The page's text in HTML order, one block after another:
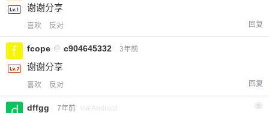
谢谢分享
喜欢 反对 回复
fcope @ c904645332 3年前
谢谢分享
喜欢 反对 回复
dffgg 7年前 via Android 5